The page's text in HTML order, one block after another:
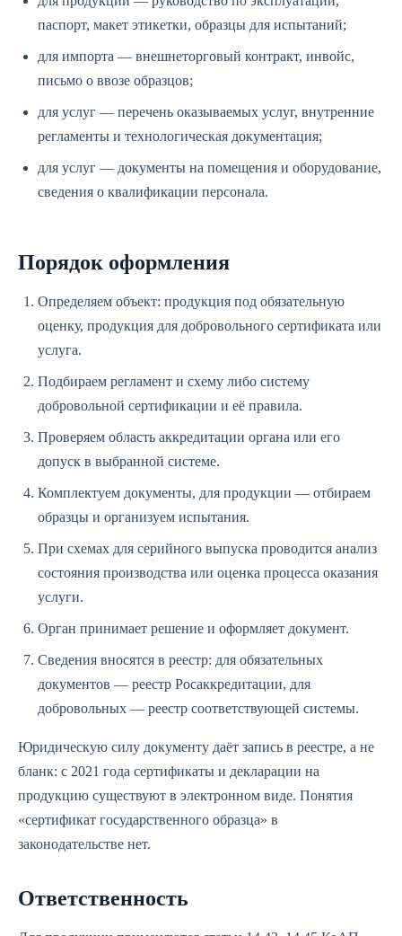
паспорт, макет этикетки, образцы для испытаний;
для импорта — внешнеторговый контракт, инвойс,
письмо о ввозе образцов;
для услуг — перечень оказываемых услуг, внутренние
регламенты и технологическая документация;
для услуг — документы на помещения и оборудование,
сведения о квалификации персонала.
Порядок оформления
Определяем объект: продукция под обязательную
оценку, продукция для добровольного сертификата или
услуга.
Подбираем регламент и схему либо систему
добровольной сертификации и её правила.
Проверяем область аккредитации органа или его
допуск в выбранной системе.
Комплектуем документы, для продукции — отбираем
образцы и организуем испытания.
При схемах для серийного выпуска проводится анализ
состояния производства или оценка процесса оказания
услуги.
Орган принимает решение и оформляет документ.
Сведения вносятся в реестр: для обязательных
документов — реестр Росаккредитации, для
добровольных — реестр соответствующей системы.
Юридическую силу документу даёт запись в реестре, а не
бланк: с 2021 года сертификаты и декларации на
продукцию существуют в электронном виде. Понятия
«сертификат государственного образца» в
законодательстве нет.
Ответственность